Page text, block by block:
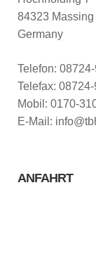
84323 Massing
Germany
Telefon:
Telefax:
Mobil: 0170-
E-Mail:
ANFAHRT